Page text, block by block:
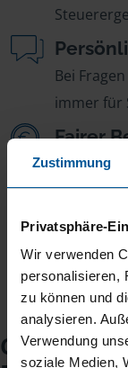
Zustimmung
Privatsphäre-
Wir verwenden
personalisieren,
zu können und
analysieren.
Verwendung
soziale Medien,
Bei
immer für
Fairer
Sie
jährlichen
Checkliste